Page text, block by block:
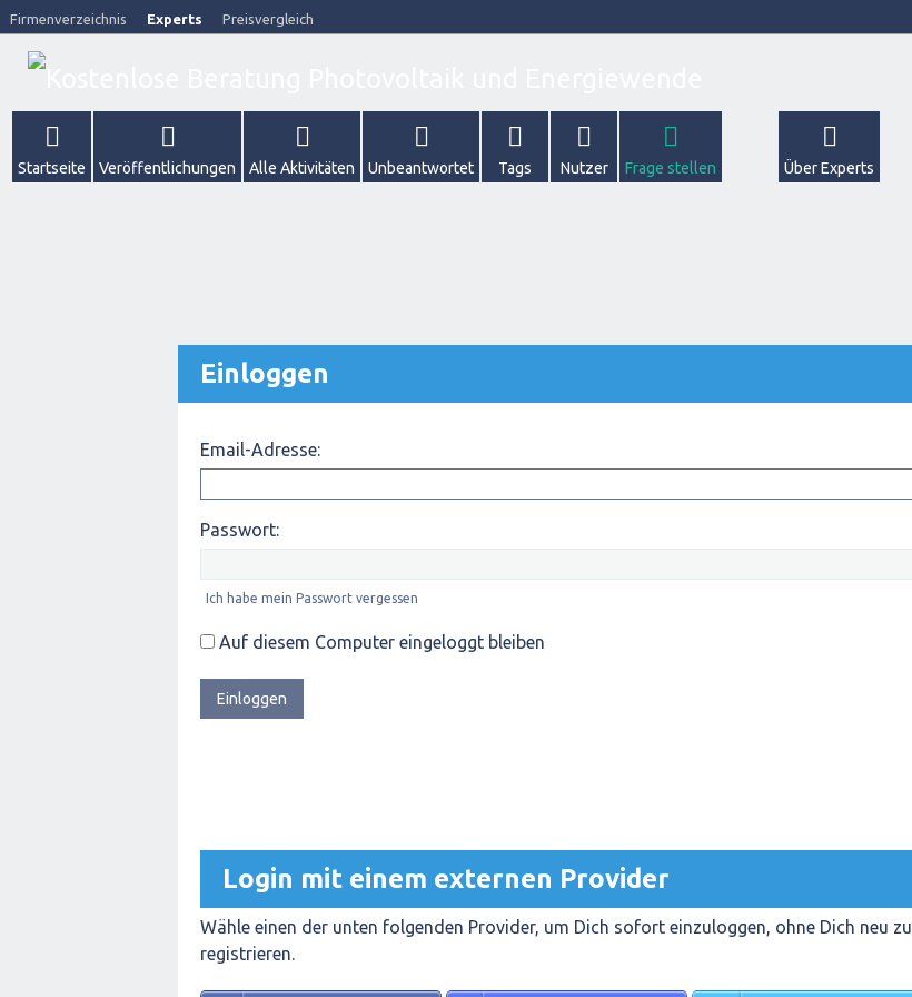
Firmenverzeichnis Experts Preisvergleich
Startseite Veröffentlichungen Alle Aktivitäten Unbeantwortet Tags Nutzer Frage stellen Über Experts
Einloggen
Email-Adresse:
Passwort:
Ich habe mein Passwort vergessen
Auf diesem Computer eingeloggt bleiben
Login mit einem externen Provider
Wähle einen der unten folgenden Provider, um Dich sofort einzuloggen, ohne Dich neu zu
registrieren.